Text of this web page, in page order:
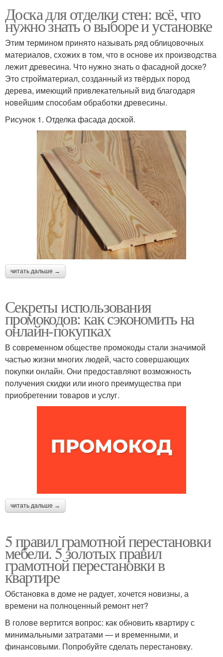
Доска для отделки стен: всё, что
нужно знать о выборе и установке
Этим термином принято называть ряд облицовочных
материалов, схожих в том, что в основе их производства
лежит древесина. Что нужно знать о фасадной доске?
Это стройматериал, созданный из твёрдых пород
дерева, имеющий привлекательный вид благодаря
новейшим способам обработки древесины.
Рисунок 1. Отделка фасада доской.
читать дальше →
Секреты использования
промокодов: как сэкономить на
онлайн-покупках
В современном обществе промокоды стали значимой
частью жизни многих людей, часто совершающих
покупки онлайн. Они предоставляют возможность
получения скидки или иного преимущества при
приобретении товаров и услуг.
читать дальше →
5 правил грамотной перестановки
мебели. 5 золотых правил
грамотной перестановки в
квартире
Обстановка в доме не радует, хочется новизны, а
времени на полноценный ремонт нет?
В голове вертится вопрос: как обновить квартиру с
минимальными затратами — и временными, и
финансовыми. Попробуйте сделать перестановку.